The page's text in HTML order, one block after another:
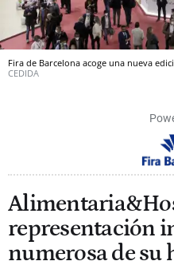
Fira de Barcelona acoge una nueva
CEDIDA
representación
numerosa de su